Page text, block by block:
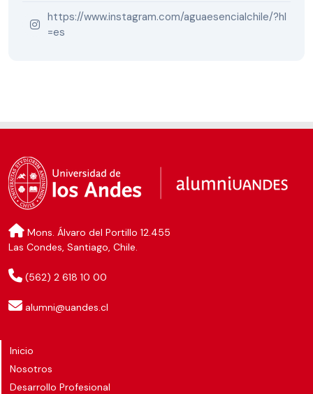
https://www.instagram.com/aguaesencialchile/?hl
=es
Mons. Álvaro del Portillo 12.455
Las Condes, Santiago, Chile.
(562) 2 618 10 00
alumni@uandes.cl
Inicio
Nosotros
Desarrollo Profesional